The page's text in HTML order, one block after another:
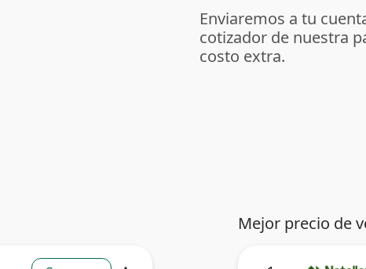
Enviaremos a tu
cotizador de nuestra
costo extra.
Mejor precio de